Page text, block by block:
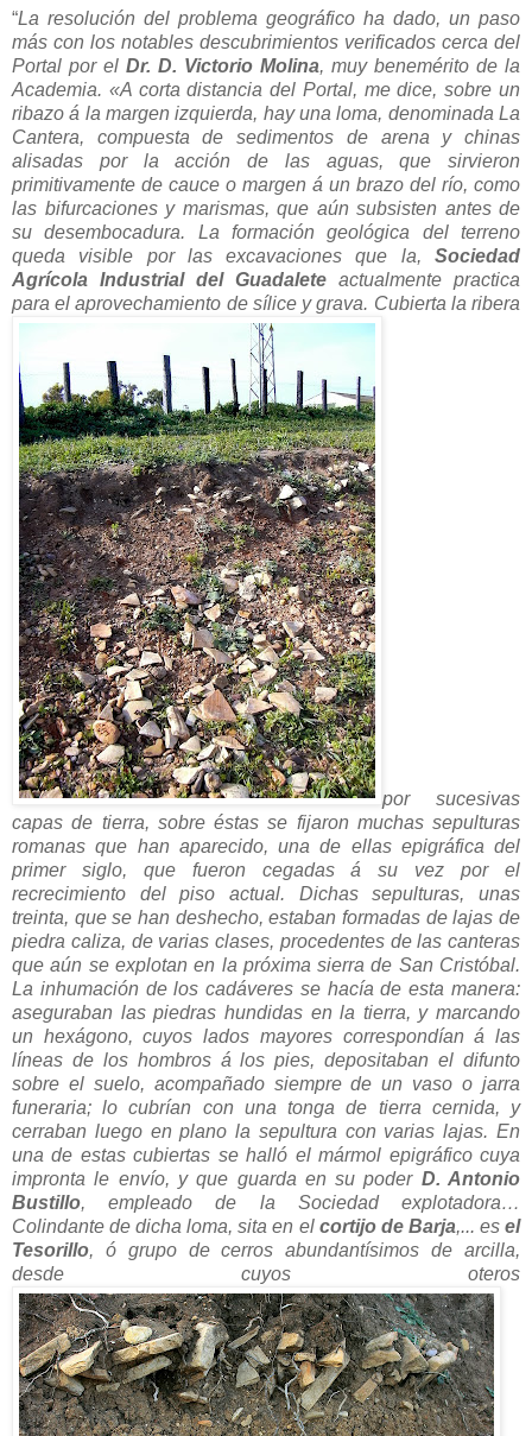
“La resolución del problema geográfico ha dado, un paso
más con los notables descubrimientos verificados cerca del
Portal por el Dr. D. Victorio Molina, muy benemérito de la
Academia. «A corta distancia del Portal, me dice, sobre un
ribazo á la margen izquierda, hay una loma, denominada La
Cantera, compuesta de sedimentos de arena y chinas
alisadas por la acción de las aguas, que sirvieron
primitivamente de cauce o margen á un brazo del río, como
las bifurcaciones y marismas, que aún subsisten antes de
su desembocadura. La formación geológica del terreno
queda visible por las excavaciones que la, Sociedad
Agrícola Industrial del Guadalete actualmente practica
para el aprovechamiento de sílice y grava. Cubierta la ribera
por sucesivas
capas de tierra, sobre éstas se fijaron muchas sepulturas
romanas que han aparecido, una de ellas epigráfica del
primer siglo, que fueron cegadas á su vez por el
recrecimiento del piso actual. Dichas sepulturas, unas
treinta, que se han deshecho, estaban formadas de lajas de
piedra caliza, de varias clases, procedentes de las canteras
que aún se explotan en la próxima sierra de San Cristóbal.
La inhumación de los cadáveres se hacía de esta manera:
aseguraban las piedras hundidas en la tierra, y marcando
un hexágono, cuyos lados mayores correspondían á las
líneas de los hombros á los pies, depositaban el difunto
sobre el suelo, acompañado siempre de un vaso o jarra
funeraria; lo cubrían con una tonga de tierra cernida, y
cerraban luego en plano la sepultura con varias lajas. En
una de estas cubiertas se halló el mármol epigráfico cuya
impronta le envío, y que guarda en su poder D. Antonio
Bustillo, empleado de la Sociedad explotadora…
Colindante de dicha loma, sita en el cortijo de Barja,... esel
Tesorillo, ó grupo de cerros abundantísimos de arcilla,
desde cuyos oteros